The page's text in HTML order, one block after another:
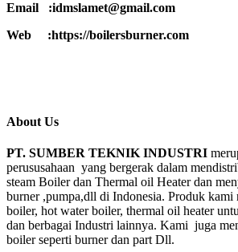
Email :idmslamet@gmail.com
Web :https://boilersburner.com
About Us
PT. SUMBER TEKNIK INDUSTRI
perususahaan yang bergerak dalam
steam Boiler dan Thermal oil Heater dan
burner ,pumpa,dll di Indonesia. Produk kami
boiler, hot water boiler, thermal oil heater
dan berbagai Industri lainnya. Kami juga
boiler seperti burner dan part Dll.